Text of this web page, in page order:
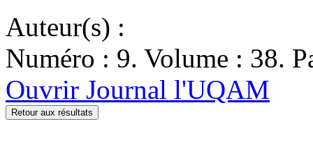
Auteur(s) :
Numéro : 9. Volume : 38.
Ouvrir Journal l'UQAM
Retour aux résultats